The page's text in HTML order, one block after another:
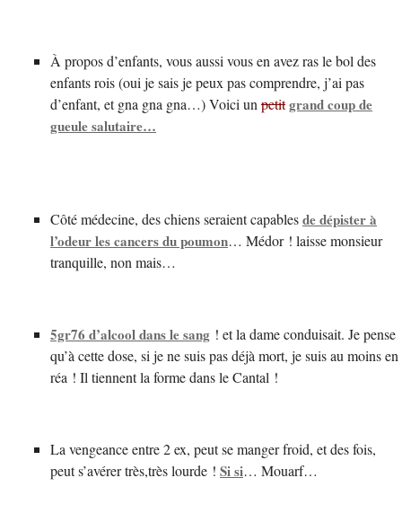
À propos d’enfants, vous aussi vous en avez ras le bol des
enfants rois (oui je sais je peux pas comprendre, j’ai pas
d’enfant, et gna gna gna…) Voici unpetitgrand coup de
gueule salutaire…
Côté médecine, des chiens seraient capablesde dépister à
l’odeur les cancers du poumon… Médor ! laisse monsieur
tranquille, non mais…
5gr76 d’alcool dans le sang ! et la dame conduisait. Je pense
qu’à cette dose, si je ne suis pas déjà mort, je suis au moins en
réa ! Il tiennent la forme dans le Cantal !
La vengeance entre 2 ex, peut se manger froid, et des fois,
peut s’avérer très,très lourde !Si si… Mouarf…